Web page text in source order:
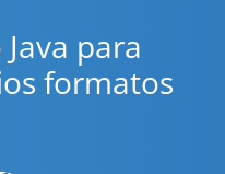
para
formatos